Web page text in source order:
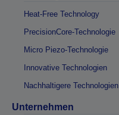
Heat-Free Technology
PrecisionCore-Technologie
Micro Piezo-Technologie
Innovative Technologien
Nachhaltigere Technologien
Unternehmen